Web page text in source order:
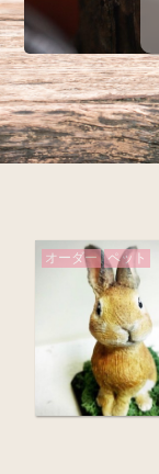
オーダー ペット